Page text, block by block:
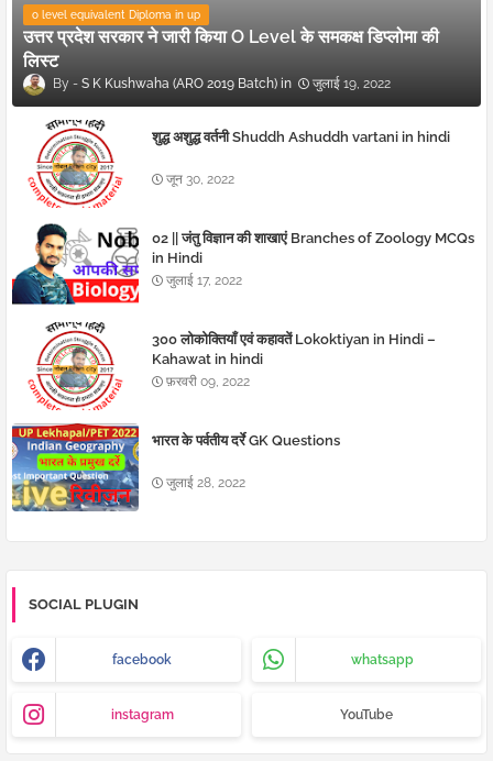
o level equivalent Diploma in up
उत्तर प्रदेश सरकार ने जारी किया O Level के समकक्ष डिप्लोमा की
लिस्ट
S K Kushwaha (ARO 2019 Batch) जुलाई 19, 2022
शुद्ध अशुद्ध वर्तनी Shuddh Ashuddh vartani in hindi
जून 30, 2022
02 || जंतु विज्ञान की शाखाएं Branches of Zoology MCQs
in Hindi
जुलाई 17, 2022
300 लोकोक्तियाँ एवं कहावतें Lokoktiyan in Hindi –
Kahawat in hindi
फ़रवरी 09, 2022
भारत के पर्वतीय दर्रे GK Questions
जुलाई 28, 2022
SOCIAL PLUGIN
facebook whatsapp
instagram YouTube